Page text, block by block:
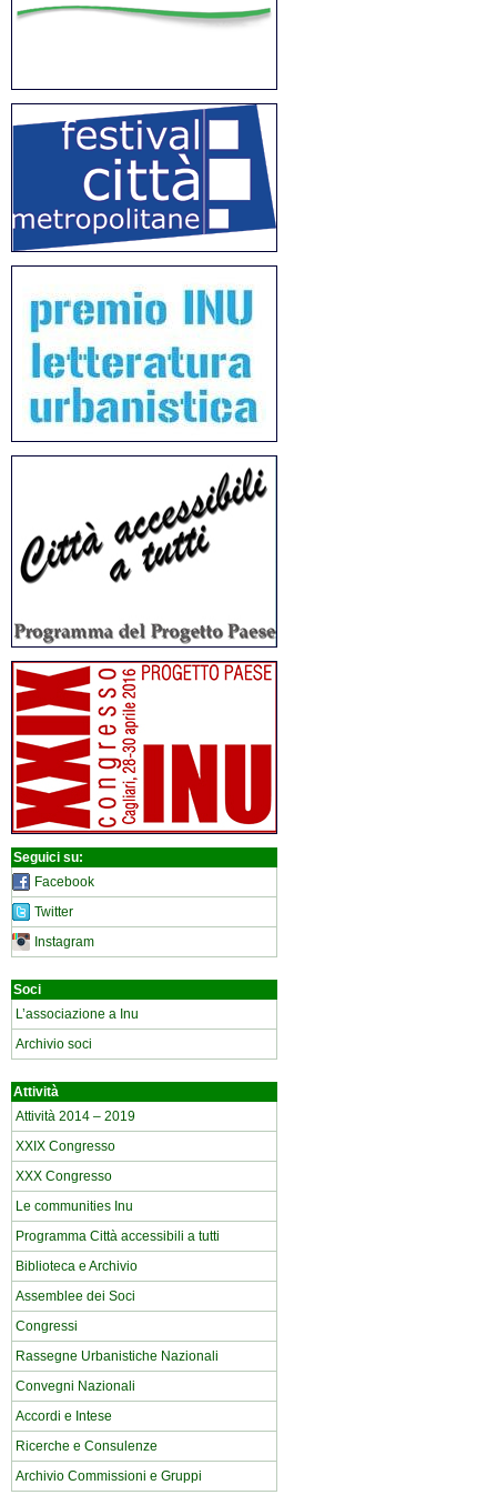
Seguici su:
Facebook
Twitter
Instagram
Soci
L’associazione a Inu
Archivio soci
Attività
Attività 2014 – 2019
XXIX Congresso
XXX Congresso
Le communities Inu
Programma Città accessibili a tutti
Biblioteca e Archivio
Assemblee dei Soci
Congressi
Rassegne Urbanistiche Nazionali
Convegni Nazionali
Accordi e Intese
Ricerche e Consulenze
Archivio Commissioni e Gruppi